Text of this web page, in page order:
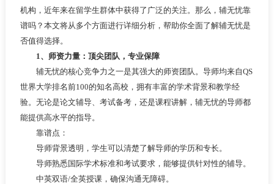
机构，近年来在留学生群体中获得了广泛的关注。那么，辅无忧靠
谱吗？本文将从多个方面进行详细分析，帮助你全面了解辅无忧是
否值得选择。
1、师资力量：顶尖团队，专业保障
辅无忧的核心竞争力之一是其强大的师资团队。导师均来自QS
世界大学排名前100的知名高校，拥有丰富的学术背景和教学经
验。无论是论文辅导、考试备考，还是课程讲解，辅无忧的导师都
能提供高水平的指导。
靠谱点：
导师背景透明，学生可以清楚了解导师的学历和专长。
导师熟悉国际学术标准和考试要求，能够提供针对性的辅导。
中英双语/全英授课，确保沟通无障碍。